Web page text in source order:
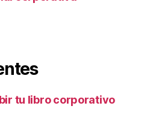
tu libro corporativo